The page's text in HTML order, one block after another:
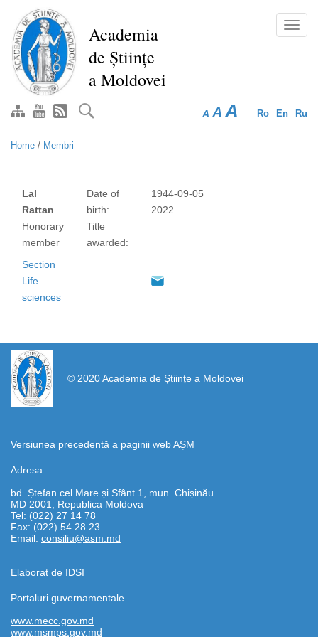
main
content
Academia
de Științe
a Moldovei
Ro En Ru
A A A
Home / Membri
Lal
Rattan
Honorary
member
Date of
birth:
Title
awarded:
1944-09-05
2022
Section
Life
sciences
© 2020 Academia de Științe a Moldovei
Versiunea precedentă a paginii web AȘM
Adresa:
bd. Ștefan cel Mare și Sfânt 1, mun. Chișinău
MD 2001, Republica Moldova
Tel: (022) 27 14 78
Fax: (022) 54 28 23
Email: consiliu@asm.md
Elaborat de IDSI
https://propletenie.ru/
Portaluri guvernamentale
www.mecc.gov.md
www.msmps.gov.md